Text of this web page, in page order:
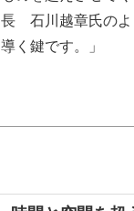
長 石川越章氏の
く鍵です。」